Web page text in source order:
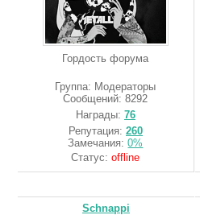
Гордость форума
Группа: Модераторы
Сообщений:8292
Награды: 76
Репутация: 260
Замечания:0%
Статус:offline
Schnappi